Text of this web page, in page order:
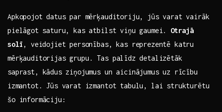
Apkopojot datus ⁢par mērķauditoriju, jūs‌ varat vairāk
pielāgot⁢ saturu, ‍kas ‍atbilst viņu ​gaumei.⁢ Otrajā‍
solī , ⁤veidojiet personības, kas reprezentē katru⁢
mērķauditorijas grupu. Tas palīdz⁣ detalizētāk​
saprast,‍ kādus ⁣ziņojumus un aicinājumus uz ⁢rīcību
⁣izmantot. Jūs varat izmantot tabulu, lai​ strukturētu
šo informāciju: